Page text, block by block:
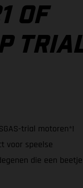
OF
trial motoren*!
voor speelse
die een beetje